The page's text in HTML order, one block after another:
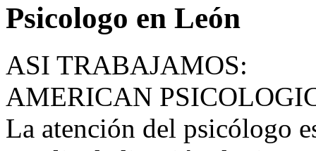
Psicologo en León
ASI TRABAJAMOS:
AMERICAN
La atención del psicólogo